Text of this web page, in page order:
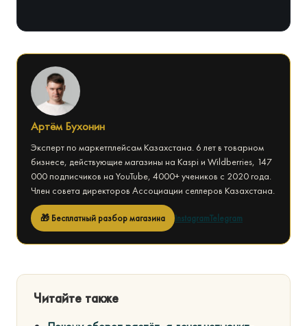
Артём Бухонин
Эксперт по маркетплейсам Казахстана. 6 лет в товарном
бизнесе, действующие магазины на Kaspi и Wildberries, 147
000 подписчиков на YouTube, 4000+ учеников с 2020 года.
Член совета директоров Ассоциации селлеров Казахстана.
🎁 Бесплатный разбор магазина InstagramTelegram
Читайте также